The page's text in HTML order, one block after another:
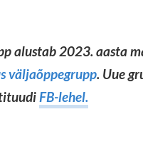
alustab 2023. aasta
väljaõppegrupp. Uue
FB-lehel.